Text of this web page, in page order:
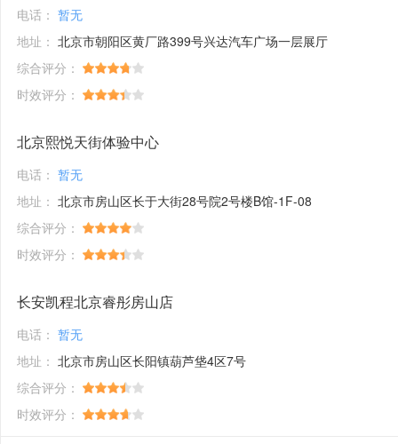
电话： 暂无
地址： 北京市朝阳区黄厂路399号兴达汽车广场一层展厅
综合评分：
时效评分：
北京熙悦天街体验中心
电话： 暂无
地址： 北京市房山区长于大街28号院2号楼B馆-1F-08
综合评分：
时效评分：
长安凯程北京睿彤房山店
电话： 暂无
地址： 北京市房山区长阳镇葫芦垡4区7号
综合评分：
时效评分：